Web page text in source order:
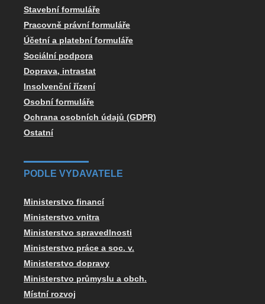
Stavební formuláře
Pracovně právní formuláře
Účetní a platební formuláře
Sociální podpora
Doprava, intrastat
Insolvenční řízení
Osobní formuláře
Ochrana osobních údajů (GDPR)
Ostatní
PODLE VYDAVATELE
Ministerstvo financí
Ministerstvo vnitra
Ministerstvo spravedlnosti
Ministerstvo práce a soc. v.
Ministerstvo dopravy
Ministerstvo průmyslu a obch.
Místní rozvoj